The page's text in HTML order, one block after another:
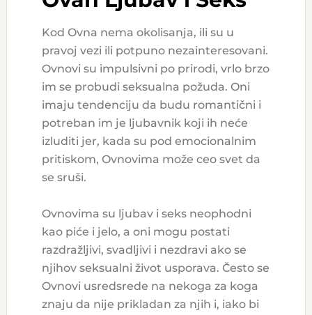
Kod Ovna nema okolisanja, ili su u
pravoj vezi ili potpuno nezainteresovani.
Ovnovi su impulsivni po prirodi, vrlo brzo
im se probudi seksualna požuda. Oni
imaju tendenciju da budu romantični i
potreban im je ljubavnik koji ih neće
izluditi jer, kada su pod emocionalnim
pritiskom, Ovnovima može ceo svet da
se sruši.
Ovnovima su ljubav i seks neophodni
kao piće i jelo, a oni mogu postati
razdražljivi, svadljivi i nezdravi ako se
njihov seksualni život usporava. Često se
Ovnovi usredsrede na nekoga za koga
znaju da nije prikladan za njih i, iako bi